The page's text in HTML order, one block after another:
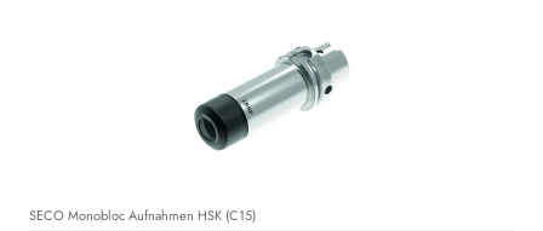
SECO Monobloc Aufnahmen HSK (C15)